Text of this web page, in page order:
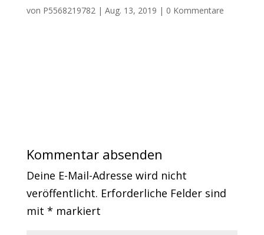
von P5568219782| Aug. 13, 2019 | 0 Kommentare
Kommentar absenden
Deine E-Mail-Adresse wird nicht
veröffentlicht. Erforderliche Felder sind
mit * markiert